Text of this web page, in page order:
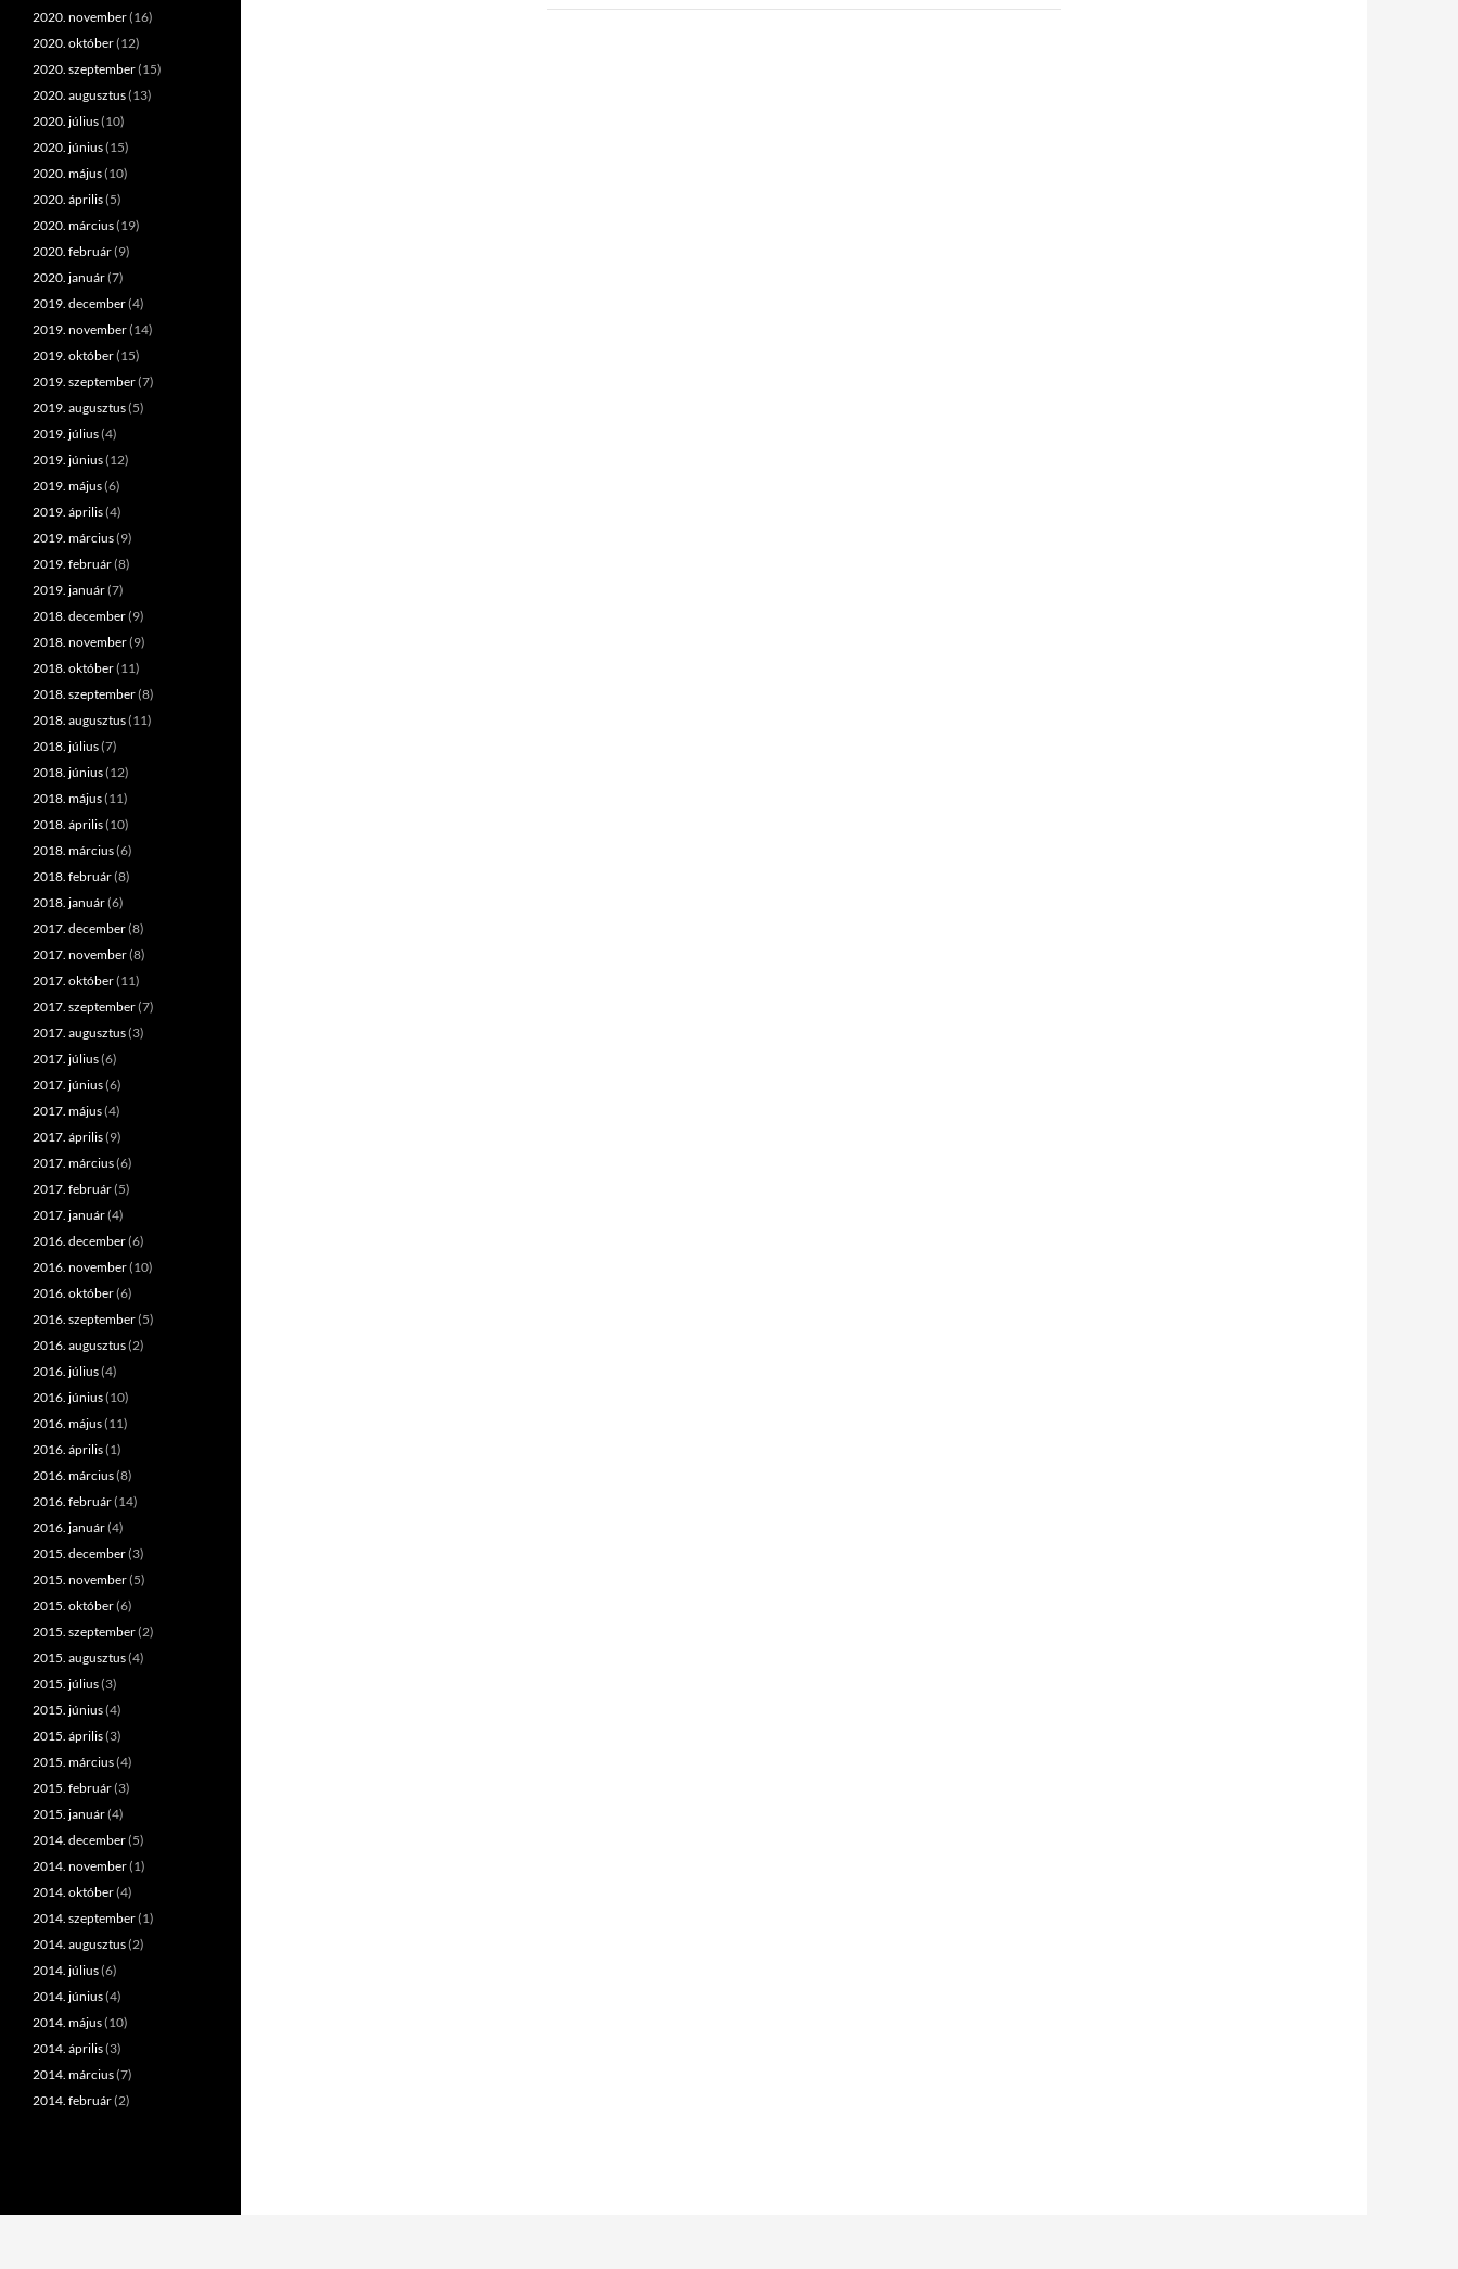
2020. november(16)
2020. október(12)
2020. szeptember(15)
2020. augusztus(13)
2020. július(10)
2020. június(15)
2020. május(10)
2020. április(5)
2020. március(19)
2020. február(9)
2020. január(7)
2019. december(4)
2019. november(14)
2019. október(15)
2019. szeptember(7)
2019. augusztus(5)
2019. július(4)
2019. június(12)
2019. május(6)
2019. április(4)
2019. március(9)
2019. február(8)
2019. január(7)
2018. december(9)
2018. november(9)
2018. október(11)
2018. szeptember(8)
2018. augusztus(11)
2018. július(7)
2018. június(12)
2018. május(11)
2018. április(10)
2018. március(6)
2018. február(8)
2018. január(6)
2017. december(8)
2017. november(8)
2017. október(11)
2017. szeptember(7)
2017. augusztus(3)
2017. július(6)
2017. június(6)
2017. május(4)
2017. április(9)
2017. március(6)
2017. február(5)
2017. január(4)
2016. december(6)
2016. november(10)
2016. október(6)
2016. szeptember(5)
2016. augusztus(2)
2016. július(4)
2016. június(10)
2016. május(11)
2016. április(1)
2016. március(8)
2016. február(14)
2016. január(4)
2015. december(3)
2015. november(5)
2015. október(6)
2015. szeptember(2)
2015. augusztus(4)
2015. július(3)
2015. június(4)
2015. április(3)
2015. március(4)
2015. február(3)
2015. január(4)
2014. december(5)
2014. november(1)
2014. október(4)
2014. szeptember(1)
2014. augusztus(2)
2014. július(6)
2014. június(4)
2014. május(10)
2014. április(3)
2014. március(7)
2014. február(2)